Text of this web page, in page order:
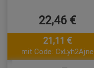
22,46 €
21,11 €
mit Code: CxLyh2Ajne